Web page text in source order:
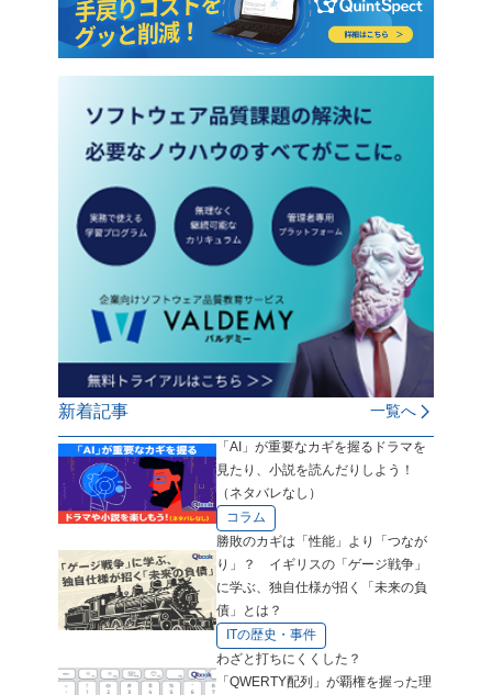
新着記事 一覧へ
「AI」が重要なカギを握るドラマを
見たり、小説を読んだりしよう！
（ネタバレなし）
コラム
勝敗のカギは「性能」より「つなが
り」？ イギリスの「ゲージ戦争」
に学ぶ、独自仕様が招く「未来の負
債」とは？
ITの歴史・事件
わざと打ちにくくした？
「QWERTY配列」が覇権を握った理